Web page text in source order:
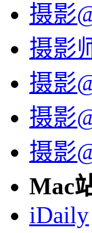
摄影
摄影
摄影
摄影
摄影
Mac
iDaily